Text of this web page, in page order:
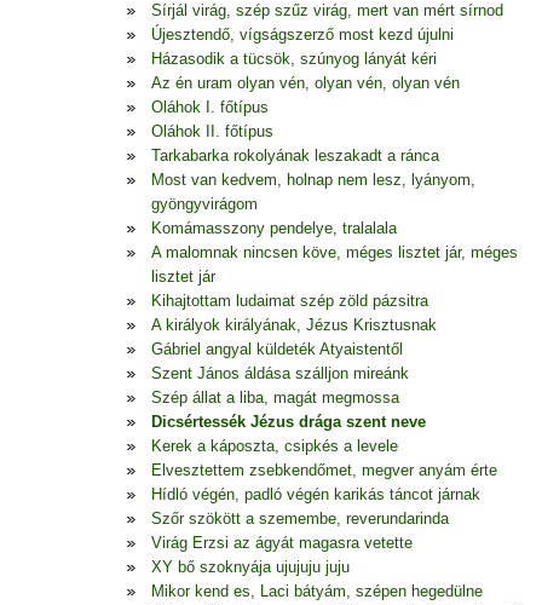
Sírjál virág, szép szűz virág, mert van mért sírnod
Újesztendő, vígságszerző most kezd újulni
Házasodik a tücsök, szúnyog lányát kéri
Az én uram olyan vén, olyan vén, olyan vén
Oláhok I. főtípus
Oláhok II. főtípus
Tarkabarka rokolyának leszakadt a ránca
Most van kedvem, holnap nem lesz, lyányom,
gyöngyvirágom
Komámasszony pendelye, tralalala
A malomnak nincsen köve, méges lisztet jár, méges
lisztet jár
Kihajtottam ludaimat szép zöld pázsitra
A királyok királyának, Jézus Krisztusnak
Gábriel angyal küldeték Atyaistentől
Szent János áldása szálljon mireánk
Szép állat a liba, magát megmossa
Dicsértessék Jézus drága szent neve
Kerek a káposzta, csipkés a levele
Elvesztettem zsebkendőmet, megver anyám érte
Hídló végén, padló végén karikás táncot járnak
Szőr szökött a szemembe, reverundarinda
Virág Erzsi az ágyát magasra vetette
XY bő szoknyája ujujuju juju
Mikor kend es, Laci bátyám, szépen hegedülne